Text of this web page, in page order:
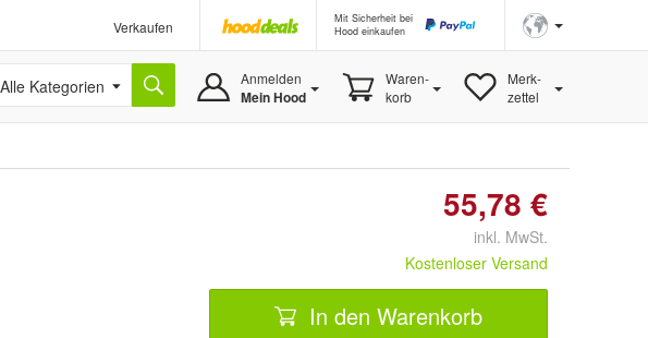
Verkaufen
Mit Sicherheit bei
Hood einkaufen
Alle Kategorien Anmelden
Mein Hood
Waren-
korb
Merk-
zettel
55,78 €
inkl. MwSt.
Kostenloser Versand
In den Warenkorb